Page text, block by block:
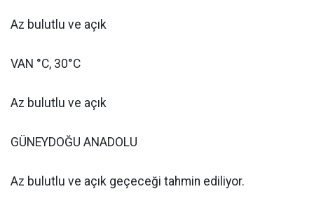
Az bulutlu ve açık
VAN °C, 30°C
Az bulutlu ve açık
GÜNEYDOĞU ANADOLU
Az bulutlu ve açık geçeceği tahmin ediliyor.